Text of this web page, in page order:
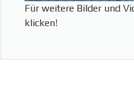
Für weitere Bilder und
klicken!